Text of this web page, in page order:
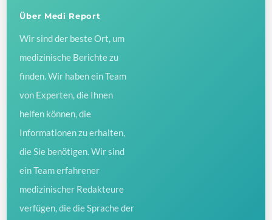
Über Medi Report
Wir sind der beste Ort, um
medizinische Berichte zu
finden. Wir haben ein Team
von Experten, die Ihnen
helfen können, die
Informationen zu erhalten,
die Sie benötigen. Wir sind
ein Team erfahrener
medizinischer Redakteure
verfügen, die die Sprache der